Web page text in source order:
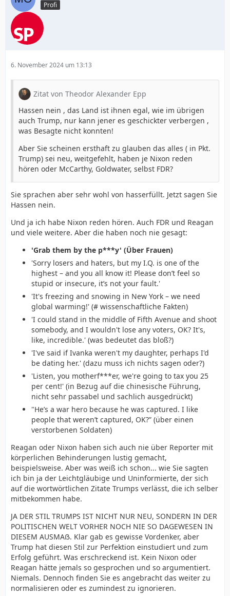
Profi
6. November 2024 um 13:13
Zitat von Theodor Alexander Epp
Hassen nein , das Land ist ihnen egal, wie im übrigen
auch Trump, nur kann jener es geschickter verbergen ,
was Besagte nicht konnten!
Aber Sie scheinen ersthaft zu glauben das alles ( in Pkt.
Trump) sei neu, weitgefehlt, haben je Nixon reden
hören oder McCarthy, Goldwater, selbst FDR?
Sie sprachen aber sehr wohl von hasserfüllt. Jetzt sagen Sie
Hassen nein.
Und ja ich habe Nixon reden hören. Auch FDR und Reagan
und viele weitere. Aber die haben noch nie gesagt:
'Grab them by the p***y' (Über Frauen)
'Sorry losers and haters, but my I.Q. is one of the
highest – and you all know it! Please don’t feel so
stupid or insecure, it’s not your fault.'
'It's freezing and snowing in New York – we need
global warming!' (# wissenschaftliche Fakten)
'I could stand in the middle of Fifth Avenue and shoot
somebody, and I wouldn't lose any voters, OK? It's,
like, incredible.' (was bedeutet das bloß?)
'I've said if Ivanka weren't my daughter, perhaps I'd
be dating her.' (dazu muss ich nichts sagen oder?)
'Listen, you motherf***er, we're going to tax you 25
per cent!' (in Bezug auf die chinesische Führung,
nicht sehr passabel und sachlich ausgedrückt)
"He’s a war hero because he was captured. I like
people that weren’t captured, OK?” (über einen
verstorbenen Soldaten)
Reagan oder Nixon haben sich auch nie über Reporter mit
körperlichen Behinderungen lustig gemacht,
beispielsweise. Aber was weiß ich schon... wie Sie sagten
ich bin ja der Leichtgläubige und Uninformierte, der sich
auf die wortwörtlichen Zitate Trumps verlässt, die ich selber
mitbekommen habe.
JA DER STIL TRUMPS IST NICHT NUR NEU, SONDERN IN DER
POLITISCHEN WELT VORHER NOCH NIE SO DAGEWESEN IN
DIESEM AUSMAẞ. Klar gab es gewisse Vordenker, aber
Trump hat diesen Stil zur Perfektion einstudiert und zum
Erfolg geführt. Was erschreckend ist. Kein Nixon oder
Reagan hätte jemals so gesprochen und so argumentiert.
Niemals. Dennoch finden Sie es angebracht das weiter zu
normalisieren oder es zumindest zu ignorieren.